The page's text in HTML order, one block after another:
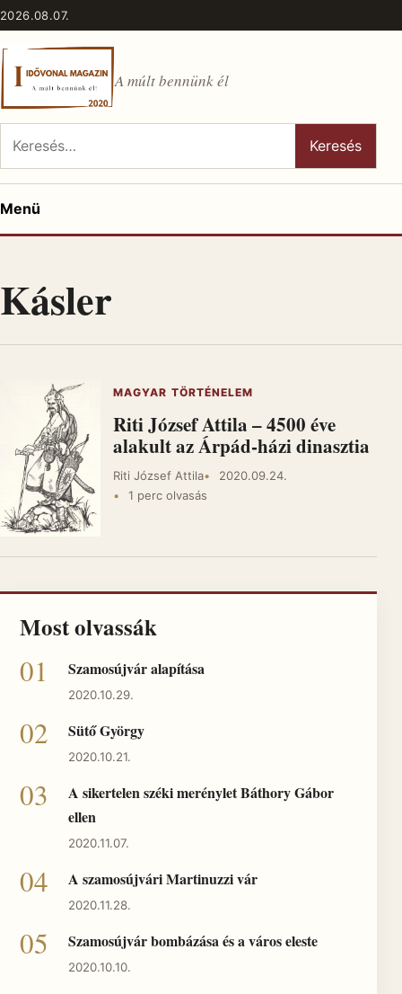
Ugrás a tartalomhoz
2026.08.07.
A múlt bennünk él
Keresés:
Keresés
Menü
Kásler
MAGYAR TÖRTÉNELEM
Riti József Attila – 4500 éve
alakult az Árpád-házi dinasztia
Riti József Attila
2020.09.24.
1 perc olvasás
Most olvassák
Szamosújvár alapítása
2020.10.29.
Sütő György
2020.10.21.
A sikertelen széki merénylet Báthory Gábor
ellen
2020.11.07.
A szamosújvári Martinuzzi vár
2020.11.28.
Szamosújvár bombázása és a város eleste
2020.10.10.